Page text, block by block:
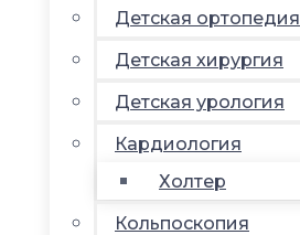
Детская ортопедия
Детская хирургия
Детская урология
Кардиология
Холтер
Кольпоскопия